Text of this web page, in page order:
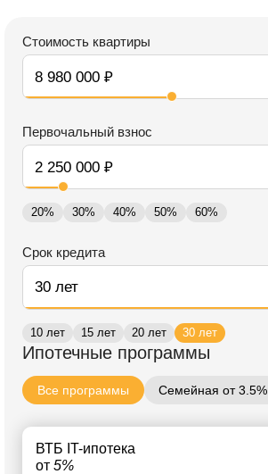
Стоимость квартиры
Первочальный взнос
20% 30% 40% 50% 60%
Срок кредита
10 лет 15 лет 20 лет 30 лет
Ипотечные программы
Все программы Семейная от 3.5%
ВТБ IT-ипотека
от 5%